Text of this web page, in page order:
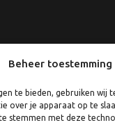
Beheer toestemming
te bieden, gebruiken wij
over je apparaat op te
stemmen met deze